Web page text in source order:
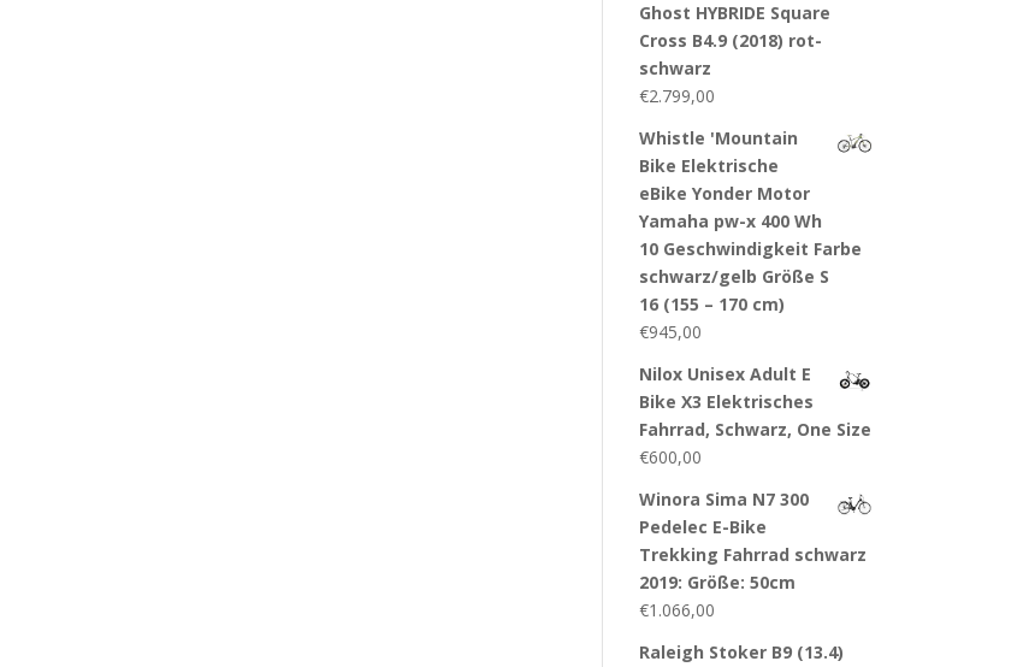
Ghost HYBRIDE Square
Cross B4.9 (2018) rot-
schwarz
€2.799,00
Whistle 'Mountain
Bike Elektrische
eBike Yonder Motor
Yamaha pw-x 400 Wh
10 Geschwindigkeit Farbe
schwarz/gelb Größe S
16 (155 – 170 cm)
€945,00
Nilox Unisex Adult E
Bike X3 Elektrisches
Fahrrad, Schwarz, One Size
€600,00
Winora Sima N7 300
Pedelec E-Bike
Trekking Fahrrad schwarz
2019: Größe: 50cm
€1.066,00
Raleigh Stoker B9 (13.4)